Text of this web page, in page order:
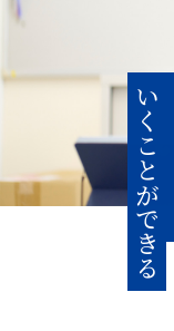
いくことができる